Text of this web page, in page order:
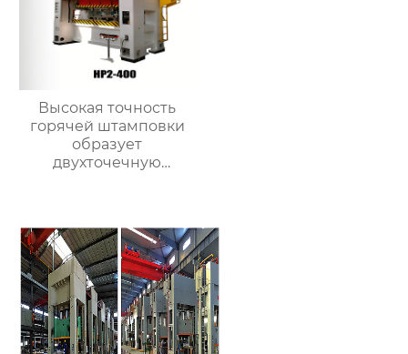
Высокая точность
горячей штамповки
образует
двухточечную